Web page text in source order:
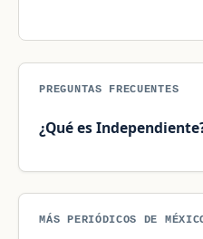
PREGUNTAS FRECUENTES
¿Qué es
MÁS PERIÓDICOS DE